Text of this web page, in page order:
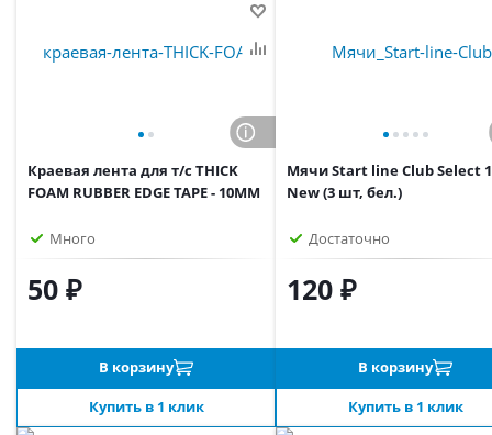
Краевая лента для т/с THICK
FOAM RUBBER EDGE TAPE - 10MM
Много
50 ₽
В корзину
Купить в 1 клик
Мячи Start line Club Select
New (3 шт, бел.)
Достаточно
120 ₽
В корзину
Купить в 1 клик